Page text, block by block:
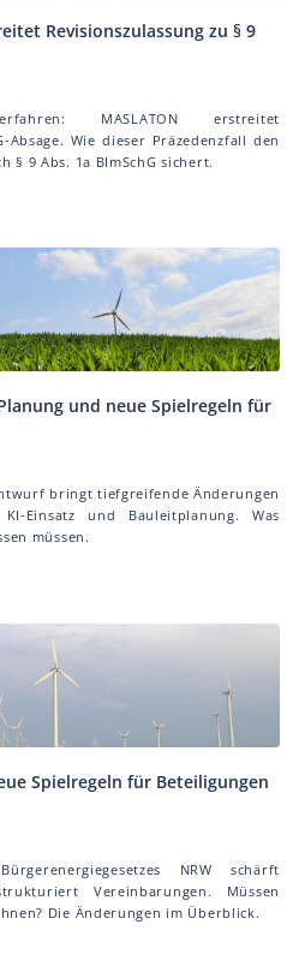
Revisionszulassung zu § 9
MAS LA TON erstreitet
Absage. Wie dieser Präzedenzfall den
§ 9 Abs. 1a BImSchG sichert.
und neue Spielregeln für
bringt tiefgreifende Änderungen
Einsatz und Bauleitplanung. Was
müssen.
Spielregeln für Beteiligungen
NRW schärft
Vereinbarungen. Müssen
Die Änderungen im Überblick.